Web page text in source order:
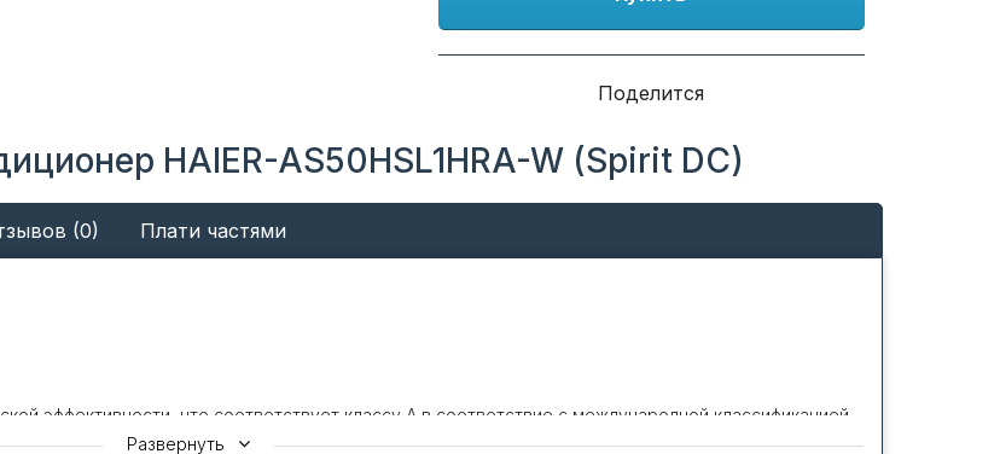
Поделится
HAIER-AS50HSL1HRA-W (Spirit DC)
(0) Плати частями
эффективности, что соответствует классу А в соответствие с международной классификацией
Развернуть